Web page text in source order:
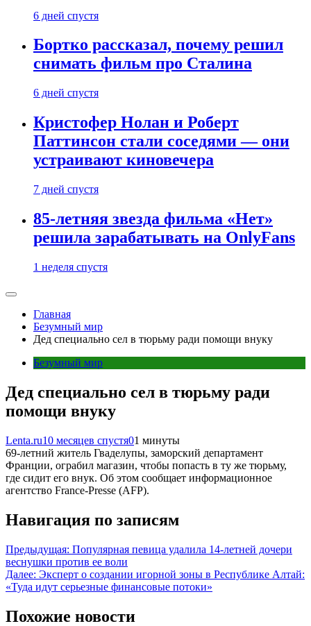
6 дней спустя
Бортко рассказал, почему решил
снимать фильм про Сталина
6 дней спустя
Кристофер Нолан и Роберт
Паттинсон стали соседями — они
устраивают киновечера
7 дней спустя
85-летняя звезда фильма «Нет»
решила зарабатывать на OnlyFans
1 неделя спустя
Главная
Безумный мир
Дед специально сел в тюрьму ради помощи внуку
Безумный мир
Дед специально сел в тюрьму ради
помощи внуку
Lenta.ru10 месяцев спустя01 минуты
69-летний житель Гваделупы, заморский департамент
Франции, ограбил магазин, чтобы попасть в ту же тюрьму,
где сидит его внук. Об этом сообщает информационное
агентство France-Presse (AFP).
Навигация по записям
Предыдущая: Популярная певица удалила 14-летней дочери
веснушки против ее воли
Далее: Эксперт о создании игорной зоны в Республике Алтай:
«Туда идут серьезные финансовые потоки»
Похожие новости